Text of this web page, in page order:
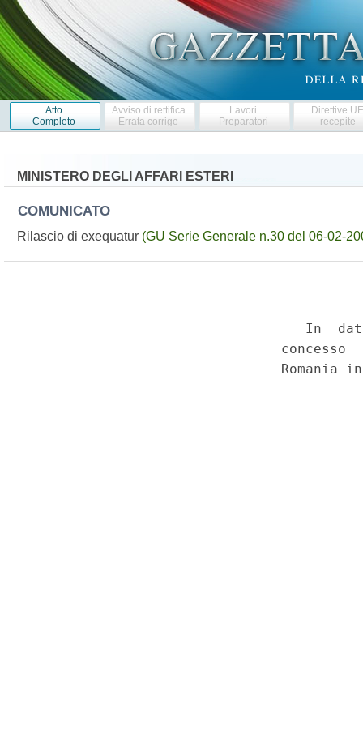
Atto
Completo
Avviso di rettifica
Errata corrige
Lavori
Preparatori
Direttive
recepite
MINISTERO DEGLI AFFARI ESTERI
COMUNICATO
Rilascio di exequatur (GU Serie Generale n.30 del 06-02-